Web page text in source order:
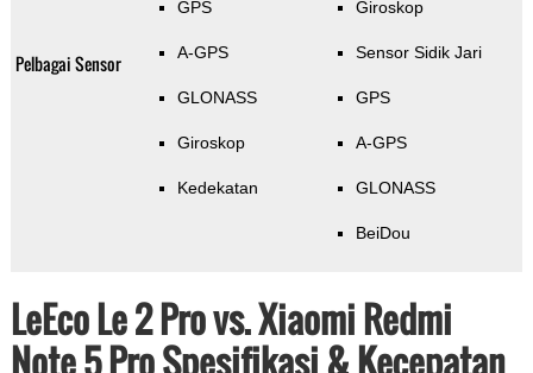
Pelbagai Sensor
GPS
A-GPS
GLONASS
Giroskop
Kedekatan
Giroskop
Sensor Sidik Jari
GPS
A-GPS
GLONASS
BeiDou
LeEco Le 2 Pro vs. Xiaomi Redmi
Note 5 Pro Spesifikasi & Kecepatan